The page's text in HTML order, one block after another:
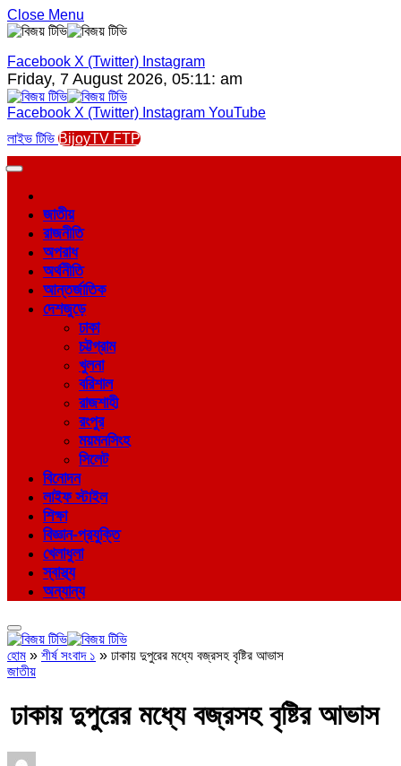
Close Menu
Facebook X (Twitter) Instagram
Friday, 7 August 2026, 05:11: am
Facebook X (Twitter) Instagram YouTube
লাইভ টিভি BijoyTV FTP
জাতীয়
রাজনীতি
অপরাধ
অর্থনীতি
আন্তর্জাতিক
দেশজুড়ে
ঢাকা
চট্টগ্রাম
খুলনা
বরিশাল
রাজশাহী
রংপুর
ময়মনসিংহ
সিলেট
বিনোদন
লাইফ স্টাইল
শিক্ষা
বিজ্ঞান-প্রযুক্তি
খেলাধুলা
স্বাস্থ্য
অন্যান্য
হোম » শীর্ষ সংবাদ ১ » ঢাকায় দুপুরের মধ্যে বজ্রসহ বৃষ্টির আভাস
জাতীয়
ঢাকায় দুপুরের মধ্যে বজ্রসহ বৃষ্টির আভাস